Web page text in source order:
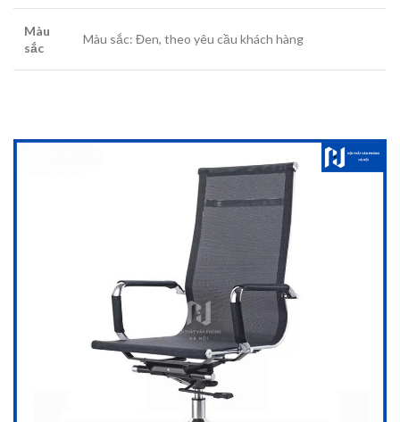
Màu
sắc
Màu sắc: Đen, theo yêu cầu khách hàng